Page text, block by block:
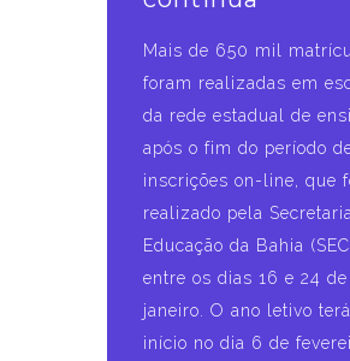
Mais de 650 mil
foram realizadas em
da rede estadual de
após o fim do período
inscrições on-line, que
realizado pela
Educação da Bahia
entre os dias 16 e 24 de
janeiro. O ano letivo terá
início no dia 6 de